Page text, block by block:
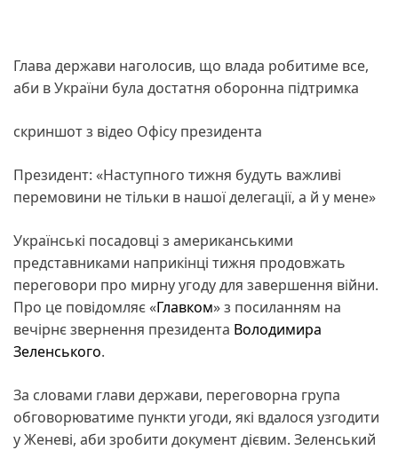
Глава держави наголосив, що влада робитиме все,
аби в України була достатня оборонна підтримка
скриншот з відео Офісу президента
Президент: «Наступного тижня будуть важливі
перемовини не тільки в нашої делегації, а й у мене»
Українські посадовці з американськими
представниками наприкінці тижня продовжать
переговори про мирну угоду для завершення війни.
Про це повідомляє «Главком» з посиланням на
вечірнє звернення президента Володимира
Зеленського.
За словами глави держави, переговорна група
обговорюватиме пункти угоди, які вдалося узгодити
у Женеві, аби зробити документ дієвим. Зеленський